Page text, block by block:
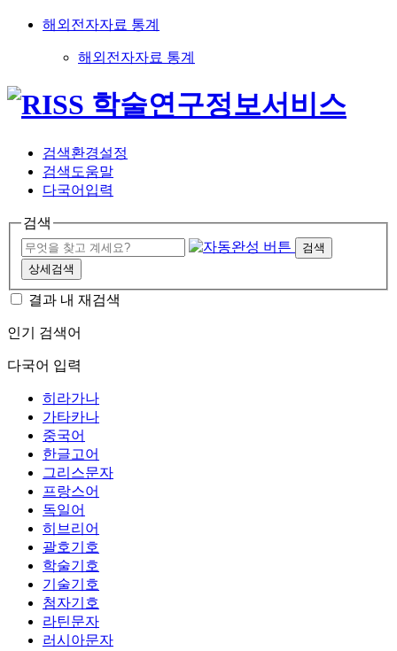
해외전자자료 통계
해외전자자료 통계
검색환경설정
검색도움말
다국어입력
검색
검색
상세검색
결과 내 재검색
인기 검색어
다국어 입력
히라가나
가타카나
중국어
한글고어
그리스문자
프랑스어
독일어
히브리어
괄호기호
학술기호
기술기호
첨자기호
라틴문자
러시아문자